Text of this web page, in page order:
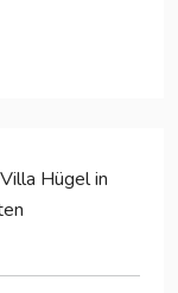
Hügel in